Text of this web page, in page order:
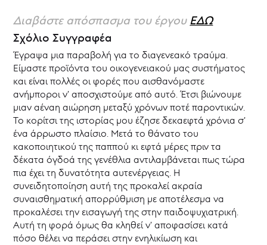
Διαβάστε απόσπασμα του έργου ΕΔΩ
Σχόλιο Συγγραφέα
Έγραψα μια παραβολή για το διαγενεακό τραύμα.
Είμαστε προϊόντα του οικογενειακού μας συστήματος
και είναι πολλές οι φορές που αισθανόμαστε
ανήμποροι ν’ αποσχιστούμε από αυτό. Έτσι βιώνουμε
μιαν αέναη αιώρηση μεταξύ χρόνων ποτέ παροντικών.
Το κορίτσι της ιστορίας μου έζησε δεκαεφτά χρόνια σ’
ένα άρρωστο πλαίσιο. Μετά το θάνατο του
κακοποιητικού της παππού κι εφτά μέρες πριν τα
δέκατα όγδοά της γενέθλια αντιλαμβάνεται πως τώρα
πια έχει τη δυνατότητα αυτενέργειας. Η
συνειδητοποίηση αυτή της προκαλεί ακραία
συναισθηματική απορρύθμιση με αποτέλεσμα να
προκαλέσει την εισαγωγή της στην παιδοψυχιατρική.
Αυτή τη φορά όμως θα κληθεί ν’ αποφασίσει κατά
πόσο θέλει να περάσει στην ενηλικίωση και
ΘΥΜΕΛΗ